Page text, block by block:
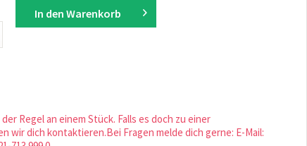
In den Warenkorb
Regel an einem Stück. Falls es doch zu einer
wir dich kontaktieren.Bei Fragen melde dich gerne: E-Mail: